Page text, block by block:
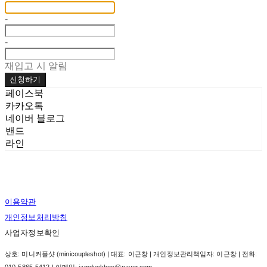
-
-
재입고 시 알림
신청하기
페이스북
카카오톡
네이버 블로그
밴드
라인
이용약관
개인정보처리방침
사업자정보확인
상호: 미니커플샷 (minicoupleshot) | 대표: 이근창 | 개인정보관리책임자: 이근창 | 전화: